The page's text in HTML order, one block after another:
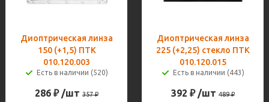
Диоптрическая линза
150 (+1,5) ПТК
010.120.003
Есть в наличии (520)
286 ₽ /шт 357₽
Диоптрическая линза
225 (+2,25) стекло ПТК
010.120.015
Есть в наличии (443)
392 ₽ /шт 489₽